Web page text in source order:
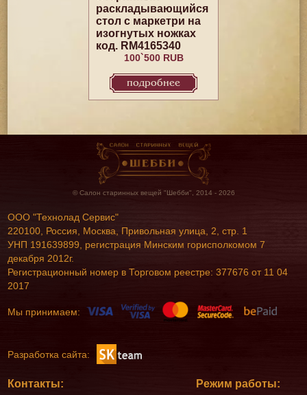
раскладывающийся
стол с маркетри на
изогнутых ножках
код. RM4165340
100`500 RUB
подробнее
© Салон старинных вещей "Шебби", 2014 - 2026
ООО "Технолад Сервис"
220100, Россия, Москва, Привольная улица, 2, стр. 1
УНП 191639899, регистрация Минским горисполкомом 7
декабря 2012г.
Регистрационный номер в Торговом реестре: 377676 от 11 04
2017
Мы принимаем:
Разработка сайта:
Контакты: Режим работы: